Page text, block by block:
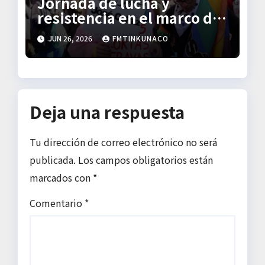
a
s
resistencia en el marco del
“Día del Orgullo”
JUN 26, 2026 FMTINKUNACO
Deja una respuesta
Tu dirección de correo electrónico no será
publicada. Los campos obligatorios están
marcados con *
Comentario *